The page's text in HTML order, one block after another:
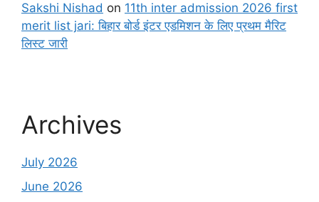
Sakshi Nishad on 11th inter admission 2026 first
merit list jari: बिहार बोर्ड इंटर एडमिशन के लिए प्रथम मैरिट
लिस्ट जारी
Archives
July 2026
June 2026